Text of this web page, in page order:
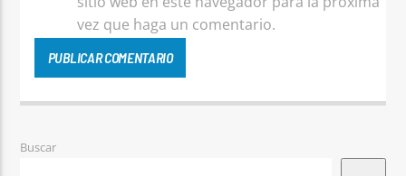
vez que haga un comentario.
Buscar